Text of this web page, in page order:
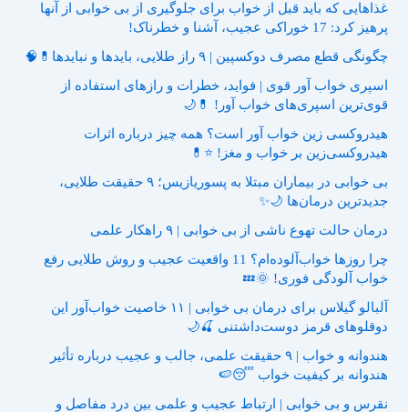
غذاهایی که باید قبل از خواب برای جلوگیری از بی خوابی از آنها
پرهیز کرد: 17 خوراکی عجیب، آشنا و خطرناک!
چگونگی قطع مصرف دوکسپین | ۹ راز طلایی، بایدها و نبایدها💊🧠
اسپری خواب آور قوی | فواید، خطرات و رازهای استفاده از
قوی‌ترین اسپری‌های خواب آور! 💊🌙
هیدروکسی زین خواب آور است؟ همه چیز درباره اثرات
هیدروکسی‌زین بر خواب و مغز! ⭐💊
بی خوابی در بیماران مبتلا به پسوریازیس؛ ۹ حقیقت طلایی،
جدیدترین درمان‌ها 🌙✨
درمان حالت تهوع ناشی از بی خوابی | ۹ راهکار علمی
چرا روزها خواب‌آلوده‌ام؟ 11 واقعیت عجیب و روش طلایی رفع
خواب آلودگی فوری! 🌞💤
آلبالو گیلاس برای درمان بی خوابی | ۱۱ خاصیت خواب‌آور این
دوقلوهای قرمز دوست‌داشتنی 🍒🌙
هندوانه و خواب | ۹ حقیقت علمی، جالب و عجیب درباره تأثیر
هندوانه بر کیفیت خواب 😴🍉
نقرس و بی خوابی | ارتباط عجیب و علمی بین درد مفاصل و